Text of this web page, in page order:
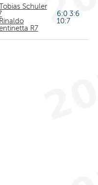
Schuler
Rinaldo
R7
6:0 3:6
10:7